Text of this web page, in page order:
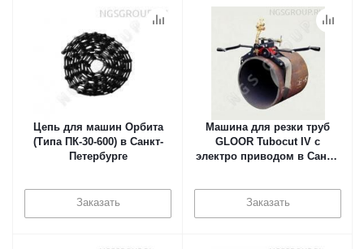
Цепь для машин Орбита
(Типа ПК-30-600) в Санкт-
Петербурге
Заказать
Машина для резки труб
GLOOR Tubocut IV с
электро приводом в Санкт-
Заказать